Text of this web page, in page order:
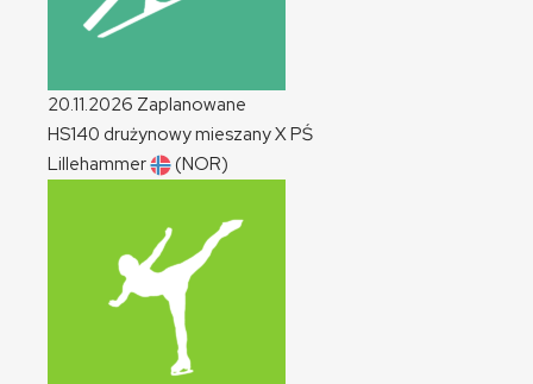
20.11.2026 Zaplanowane
HS140 drużynowy mieszanyXPŚ
Lillehammer
(NOR)